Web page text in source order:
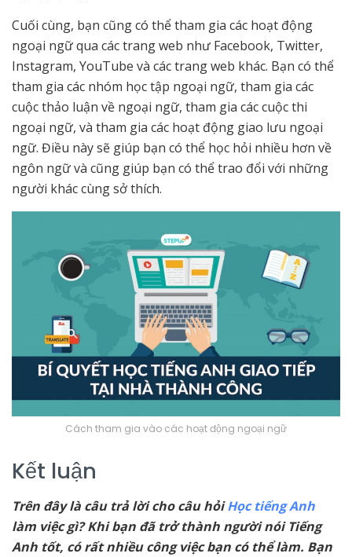
Cuối cùng, bạn cũng có thể tham gia các hoạt động
ngoại ngữ qua các trang web như Facebook, Twitter,
Instagram, YouTube và các trang web khác. Bạn có thể
tham gia các nhóm học tập ngoại ngữ, tham gia các
cuộc thảo luận về ngoại ngữ, tham gia các cuộc thi
ngoại ngữ, và tham gia các hoạt động giao lưu ngoại
ngữ. Điều này sẽ giúp bạn có thể học hỏi nhiều hơn về
ngôn ngữ và cũng giúp bạn có thể trao đổi với những
người khác cùng sở thích.
Cách tham gia vào các hoạt động ngoại ngữ
Kết luận
Trên đây là câu trả lời cho câu hỏiHọc tiếng Anh
làm việc gì? Khi bạn đã trở thành người nói Tiếng
Anh tốt, có rất nhiều công việc bạn có thể làm. Bạn